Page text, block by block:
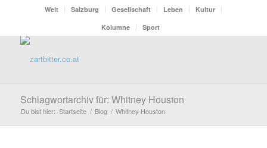
Welt Salzburg Gesellschaft Leben
Kultur
Kolumne
Sport
Schlagwortarchiv für: Whitney Houston
Du bist hier: Startseite / Blog / Whitney Houston